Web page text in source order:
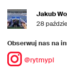
Jakub
28
Obserwuj nas na
@rytmypl